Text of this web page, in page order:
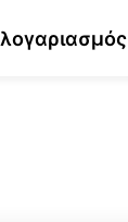
λογαριασμός